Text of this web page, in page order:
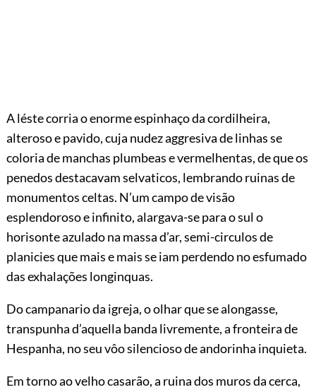
A léste corria o enorme espinhaço da cordilheira,
alteroso e pavido, cuja nudez aggresiva de linhas se
coloria de manchas plumbeas e vermelhentas, de que os
penedos destacavam selvaticos, lembrando ruinas de
monumentos celtas. N’um campo de visão
esplendoroso e infinito, alargava-se para o sul o
horisonte azulado na massa d’ar, semi-circulos de
planicies que mais e mais se iam perdendo no esfumado
das exhalações longinquas.
Do campanario da igreja, o olhar que se alongasse,
transpunha d’aquella banda livremente, a fronteira de
Hespanha, no seu vôo silencioso de andorinha inquieta.
Em torno ao velho casarão, a ruina dos muros da cerca,